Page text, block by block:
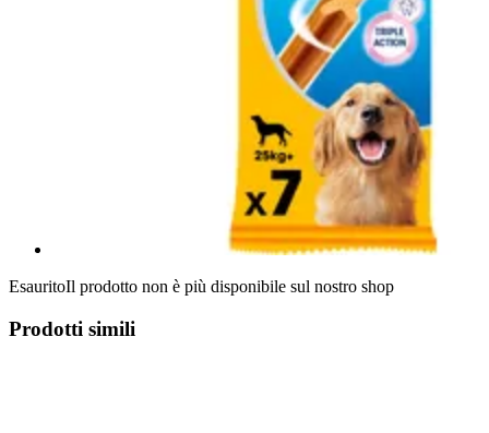
EsauritoIl prodotto non è più disponibile sul nostro shop
Prodotti simili